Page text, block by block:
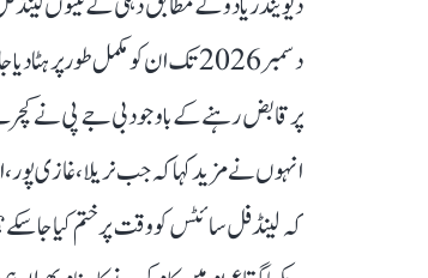
دیویندر یادو کے مطابق دہلی کے تینوں
پر قابض رہنے کے باوجود بی جے پی نے
انہوں نے مزید کہا کہ جب نریلا، غازی
کہ لینڈفل سائٹس کو وقت پر ختم کیا